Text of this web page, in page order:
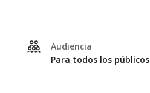
Audiencia
Para todos los públicos